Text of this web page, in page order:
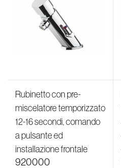
Rubinetto con pre-
miscelatore temporizzato
12-16 secondi, comando
a pulsante ed
installazione frontale
920000